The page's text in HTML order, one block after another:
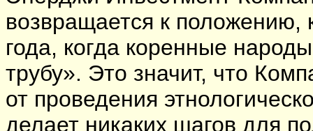
возвращается к положению,
года, когда коренные
трубу». Это значит, что
от проведения
делает никаких шагов для